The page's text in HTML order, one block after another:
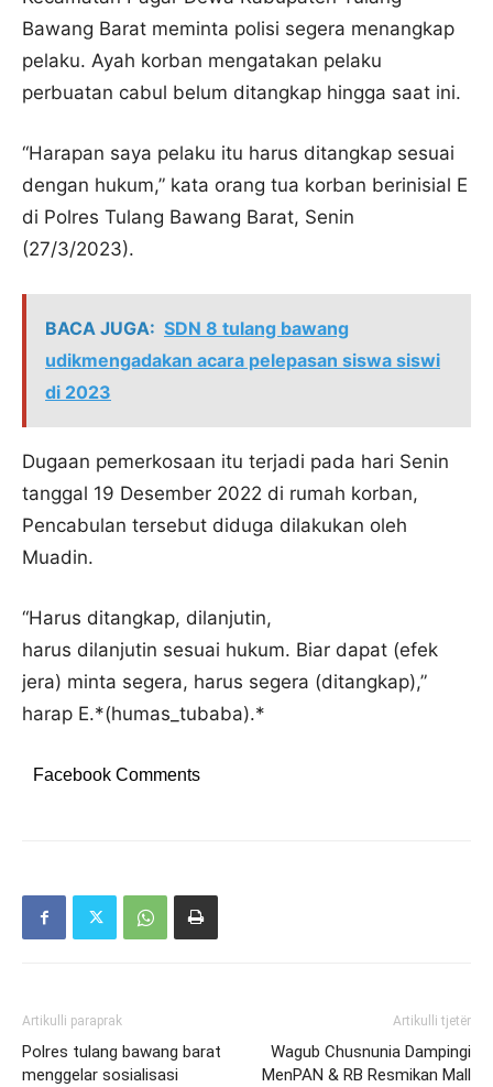
Bawang Barat meminta polisi segera menangkap
pelaku. Ayah korban mengatakan pelaku
perbuatan cabul belum ditangkap hingga saat ini.
“Harapan saya pelaku itu harus ditangkap sesuai
dengan hukum,” kata orang tua korban berinisial E
di Polres Tulang Bawang Barat, Senin
(27/3/2023).
BACA JUGA: SDN 8 tulang bawang
udikmengadakan acara pelepasan siswa siswi
di 2023
Dugaan pemerkosaan itu terjadi pada hari Senin
tanggal 19 Desember 2022 di rumah korban,
Pencabulan tersebut diduga dilakukan oleh
Muadin.
“Harus ditangkap, dilanjutin,
harus dilanjutin sesuai hukum. Biar dapat (efek
jera) minta segera, harus segera (ditangkap),”
harap E.*(humas_tubaba).*
Facebook Comments
Artikulli paraprak
Polres tulang bawang barat
menggelar sosialisasi
Artikulli tjetër
Wagub Chusnunia Dampingi
MenPAN & RB Resmikan Mall